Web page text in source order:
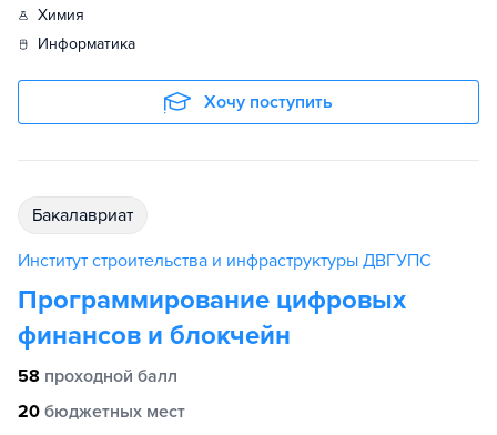
химия
информатика
Хочу поступить
бакалавриат
Институт строительства и инфраструктуры ДВГУПС
Программирование цифровых
финансов и блокчейн
58 проходной балл
20 бюджетных мест